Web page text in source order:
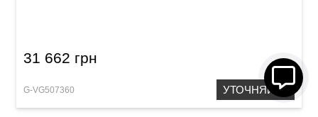
31 662 грн
G-VG507360 УТОЧНЯЙТЕ